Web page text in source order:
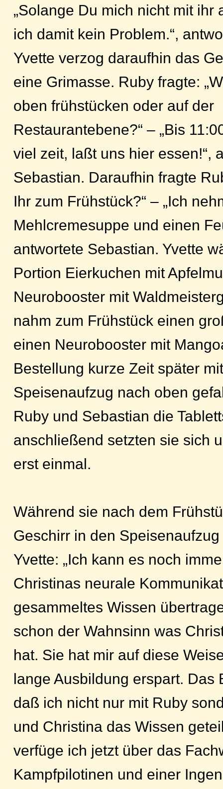
„Solange Du mich nicht mit ihr
ich damit kein Problem.“,
Yvette verzog daraufhin das
eine Grimasse. Ruby fragte:
oben frühstücken oder auf der
Restaurantebene?“ – „Bis
viel zeit, laßt uns hier essen!“,
Sebastian. Daraufhin fragte
Ihr zum Frühstück?“ – „Ich
Mehlcremesuppe und einen
antwortete Sebastian. Yvette
Portion Eierkuchen mit
Neurobooster mit
nahm zum Frühstück einen
einen Neurobooster mit
Bestellung kurze Zeit später
Speisenaufzug nach oben
Ruby und Sebastian die
anschließend setzten sie sich
erst einmal.
Während sie nach dem
Geschirr in den
Yvette: „Ich kann es noch
Christinas neurale
gesammeltes Wissen
schon der Wahnsinn was
hat. Sie hat mir auf diese
lange Ausbildung erspart. Das
daß ich nicht nur mit Ruby
und Christina das Wissen
verfüge ich jetzt über das
Kampfpilotinen und einer